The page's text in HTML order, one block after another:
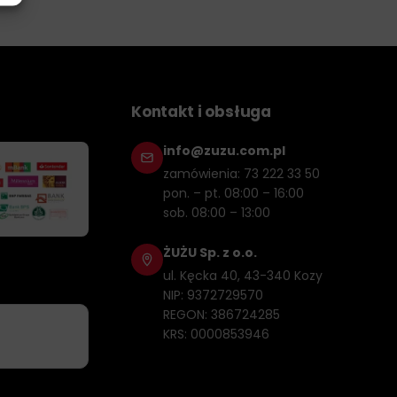
Kontakt i obsługa
info@zuzu.com.pl
zamówienia: 73 222 33 50
pon. – pt. 08:00 – 16:00
sob. 08:00 – 13:00
ŻUŻU Sp. z o.o.
ul. Kęcka 40, 43-340 Kozy
NIP: 9372729570
REGON: 386724285
KRS: 0000853946